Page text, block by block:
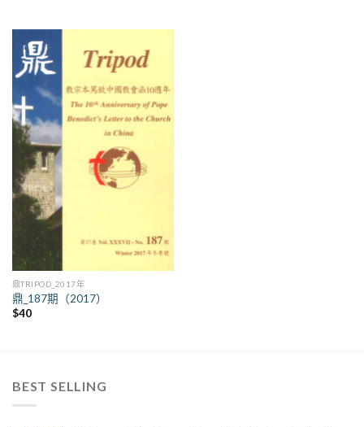
鼎TRIPOD_2017年
鼎_187期（2017）
$40
BEST SELLING